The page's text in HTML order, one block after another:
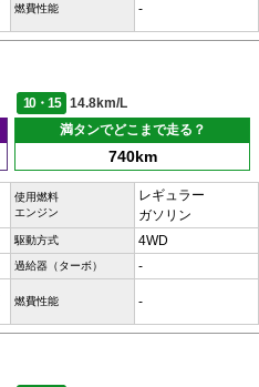
燃費性能 -
10・15
14.8km/L
満タンでどこまで走る？
740km
使用燃料
エンジン
レギュラー
ガソリン
駆動方式 4WD
過給器（ターボ） -
燃費性能 -